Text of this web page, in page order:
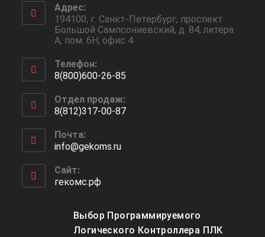
Адрес:
194100, г. Санкт-Петербург, проспект
Большой Сампсониевский, д. 84, литера
А, пом. 6Н, офис 4
Телефон:
8(800)600-26-85
в
вашем
приложении
Отдел продаж:
8(812)317-00-87
в
вашем
приложении
Почта:
info@gekoms.ruОткроется
Сайт:
гекомс.рф
Выбор Программируемого
Логического Контроллера ПЛК